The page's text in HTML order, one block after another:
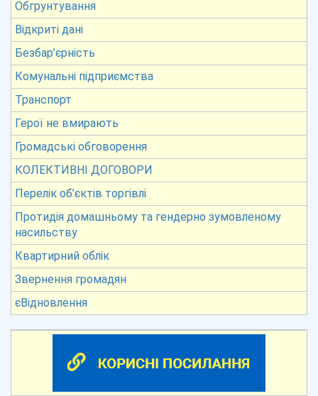
Обгрунтування
Відкриті дані
Безбар’єрність
Комунальні підприємства
Транспорт
Герої не вмирають
Громадські обговорення
КОЛЕКТИВНІ ДОГОВОРИ
Перелік об’єктів торгівлі
Протидія домашньому та гендерно зумовленому
насильству
Квартирний облік
Звернення громадян
єВідновлення